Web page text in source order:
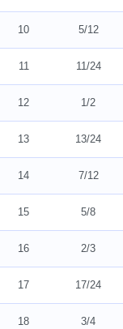
10 5/12
11 11/24
12 1/2
13 13/24
14 7/12
15 5/8
16 2/3
17 17/24
18 3/4